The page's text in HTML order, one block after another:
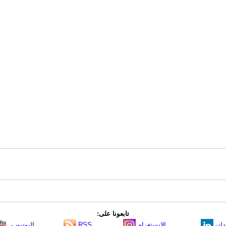
تابعونا على: